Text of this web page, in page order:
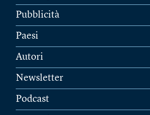
Pubblicità
Paesi
Autori
Newsletter
Podcast